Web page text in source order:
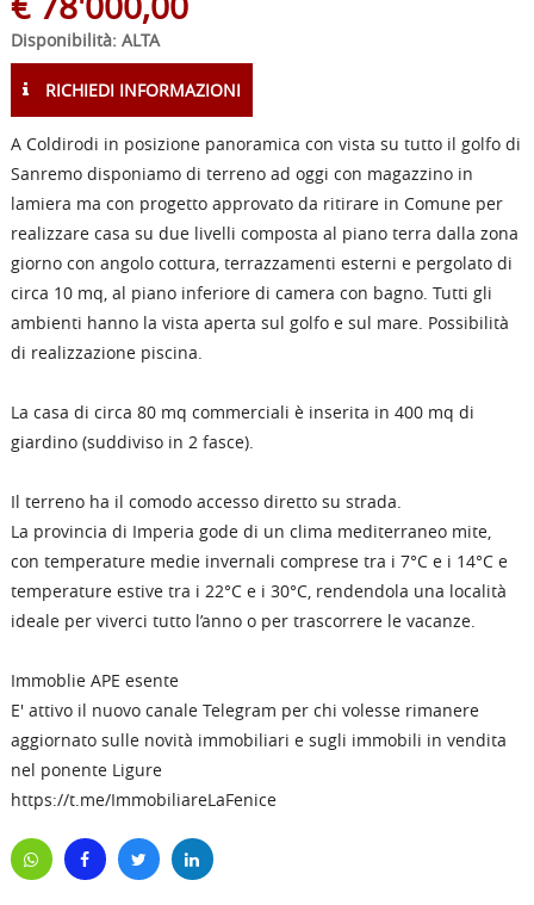
Disponibilità: ALTA
RICHIEDI INFORMAZIONI
A Coldirodi in posizione panoramica con vista su tutto il golfo di
Sanremo disponiamo di terreno ad oggi con magazzino in
lamiera ma con progetto approvato da ritirare in Comune per
realizzare casa su due livelli composta al piano terra dalla zona
giorno con angolo cottura, terrazzamenti esterni e pergolato di
circa 10 mq, al piano inferiore di camera con bagno. Tutti gli
ambienti hanno la vista aperta sul golfo e sul mare. Possibilità
di realizzazione piscina.
La casa di circa 80 mq commerciali è inserita in 400 mq di
giardino (suddiviso in 2 fasce).
Il terreno ha il comodo accesso diretto su strada.
La provincia di Imperia gode di un clima mediterraneo mite,
con temperature medie invernali comprese tra i 7°C e i 14°C e
temperature estive tra i 22°C e i 30°C, rendendola una località
ideale per viverci tutto l’anno o per trascorrere le vacanze.
Immoblie APE esente
E' attivo il nuovo canale Telegram per chi volesse rimanere
aggiornato sulle novità immobiliari e sugli immobili in vendita
nel ponente Ligure
https://t.me/ImmobiliareLaFenice